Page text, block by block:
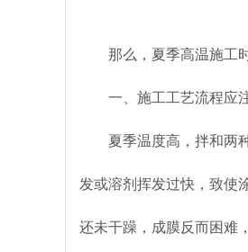
那么，夏季高温施工
一、施工工艺流程应
夏季温度高，拌和两
发或溶剂挥发过快，致使
还未干躁，成膜反而困难